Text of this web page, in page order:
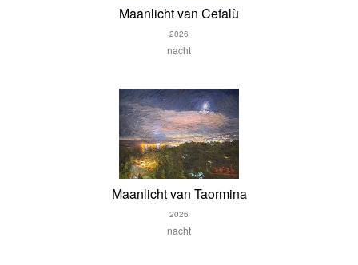
Maanlicht van Cefalù
2026
nacht
Maanlicht van Taormina
2026
nacht